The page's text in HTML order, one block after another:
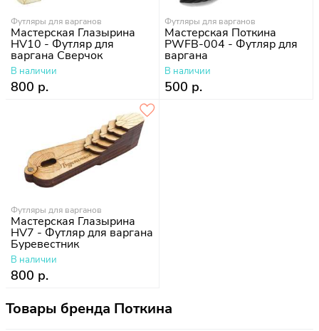
Футляры для варганов
Мастерская Глазырина
HV10 - Футляр для
варгана Сверчок
В наличии
800 р.
Футляры для варганов
Мастерская Поткина
PWFB-004 - Футляр для
варгана
В наличии
500 р.
Футляры для варганов
Мастерская Глазырина
HV7 - Футляр для варгана
Буревестник
В наличии
800 р.
Товары бренда Поткина